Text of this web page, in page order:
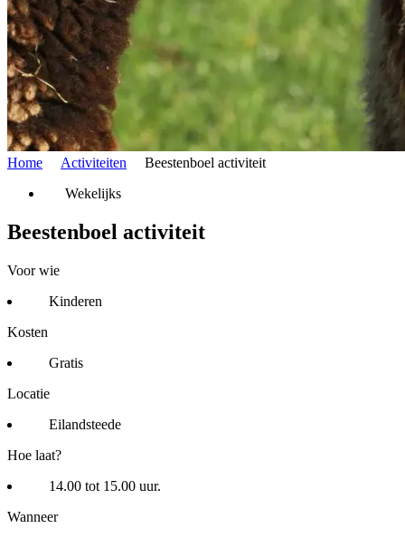
Home Activiteiten
Beestenboel activiteit
Wekelijks
Beestenboel activiteit
Voor wie
Kinderen
Kosten
Gratis
Locatie
Eilandsteede
Hoe laat?
14.00 tot 15.00 uur.
Wanneer